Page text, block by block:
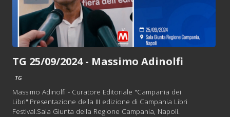
TG 25/09/2024 - Massimo Adinolfi
TG
Massimo Adinolfi - Curatore Editoriale "Campania dei
Libri".Presentazione della III edizione di Campania Libri
Festival.Sala Giunta della Regione Campania, Napoli.